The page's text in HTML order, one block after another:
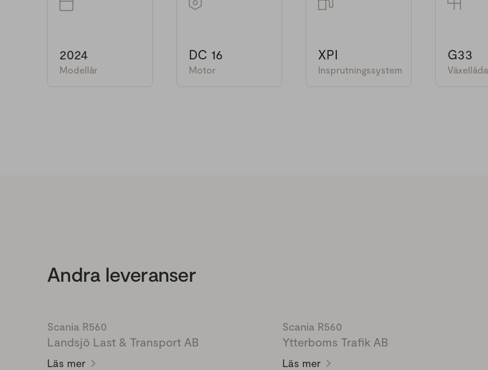
2024
Modellår
DC 16
Motor
XPI
Insprutningssystem
G33
Växellåda
Andra leveranser
Scania R560
Landsjö Last & Transport AB
Läs mer
Scania R560
Ytterboms Trafik AB
Läs mer